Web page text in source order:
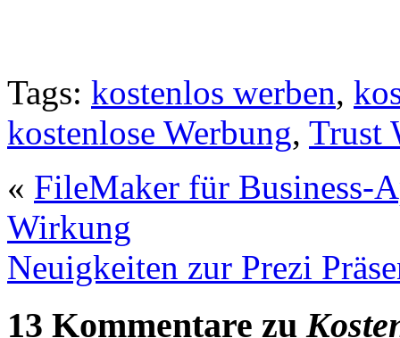
Tags: kostenlos werben,
kostenlose Werbung, Trust
« FileMaker für Business-
Wirkung
Neuigkeiten zur Prezi
13 Kommentare zu